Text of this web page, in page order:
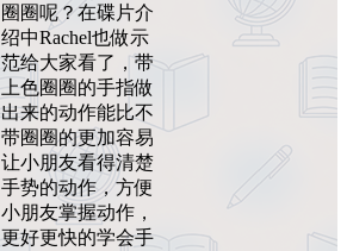
圈圈呢？在碟片介
绍中Rachel也做示
范给大家看了，带
上色圈圈的手指做
出来的动作能比不
带圈圈的更加容易
让小朋友看得清楚
手势的动作，方便
小朋友掌握动作，
更好更快的学会手